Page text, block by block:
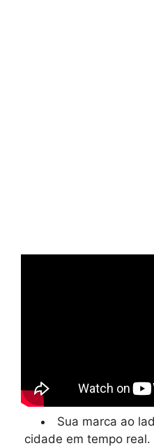
Sua marca ao
cidade em tempo